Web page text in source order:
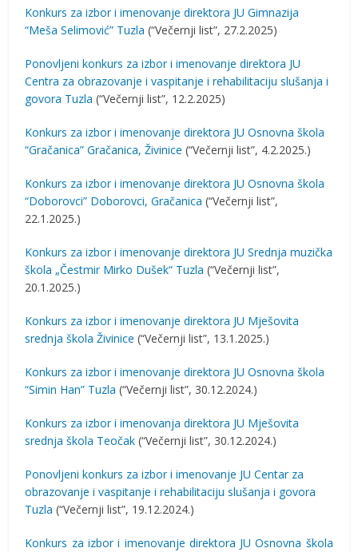
Konkurs za izbor i imenovanje direktora JU Gimnazija
“Meša Selimović” Tuzla (“Večernji list”, 27.2.2025)
Ponovljeni konkurs za izbor i imenovanje direktora JU
Centra za obrazovanje i vaspitanje i rehabilitaciju slušanja i
govora Tuzla (“Večernji list”, 12.2.2025)
Konkurs za izbor i imenovanje direktora JU Osnovna škola
“Gračanica” Gračanica, Živinice (“Večernji list”, 4.2.2025.)
Konkurs za izbor i imenovanje direktora JU Osnovna škola
“Doborovci” Doborovci, Gračanica (“Večernji list”,
22.1.2025.)
Konkurs za izbor i imenovanje direktora JU Srednja muzička
škola „Čestmir Mirko Dušek“ Tuzla (“Večernji list”,
20.1.2025.)
Konkurs za izbor i imenovanje direktora JU Mješovita
srednja škola Živinice (“Večernji list”, 13.1.2025.)
Konkurs za izbor i imenovanje direktora JU Osnovna škola
“Simin Han” Tuzla (“Večernji list”, 30.12.2024.)
Konkurs za izbor i imenovanja direktora JU Mješovita
srednja škola Teočak (“Večernji list”, 30.12.2024.)
Ponovljeni konkurs za izbor i imenovanje JU Centar za
obrazovanje i vaspitanje i rehabilitaciju slušanja i govora
Tuzla (“Večernji list”, 19.12.2024.)
Konkurs za izbor i imenovanje direktora JU Osnovna škola